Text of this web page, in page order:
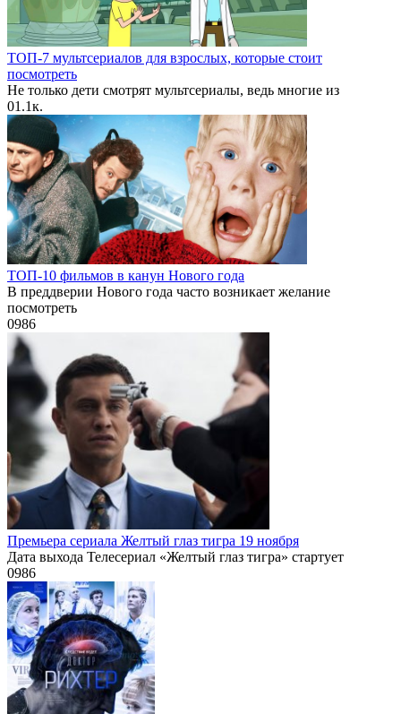
ТОП-7 мультсериалов для взрослых, которые стоит
посмотреть
Не только дети смотрят мультсериалы, ведь многие из
01.1к.
ТОП-10 фильмов в канун Нового года
В преддверии Нового года часто возникает желание
посмотреть
0986
Премьера сериала Желтый глаз тигра 19 ноября
Дата выхода Телесериал «Желтый глаз тигра» стартует
0986